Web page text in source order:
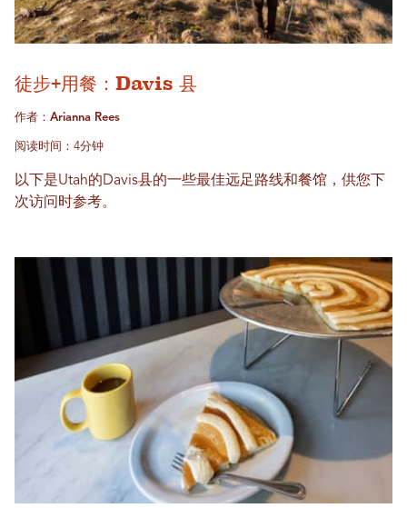
徒步+用餐：Davis 县
作者：Arianna Rees
阅读时间：4分钟
以下是Utah的Davis县的一些最佳远足路线和餐馆，供您下
次访问时参考。